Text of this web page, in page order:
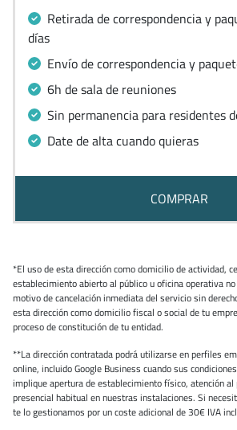
Retirada de correspondencia y
días
Envío de correspondencia y
6h de sala de reuniones
Sin permanencia para residentes
Date de alta cuando quieras
COMPRAR
*El uso de esta dirección como domicilio de actividad,
establecimiento abierto al público u oficina operativa
motivo de cancelación inmediata del servicio sin
esta dirección como domicilio fiscal o social de tu
proceso de constitución de tu entidad.
**La dirección contratada podrá utilizarse en perfiles
online, incluido Google Business cuando sus
implique apertura de establecimiento físico, atención
presencial habitual en nuestras instalaciones. Si
te lo gestionamos por un coste adicional de 30€ IVA